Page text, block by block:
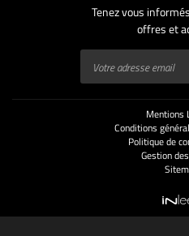
Tenez vous
offres et
Mentions
Conditions
Politique de
Gestion